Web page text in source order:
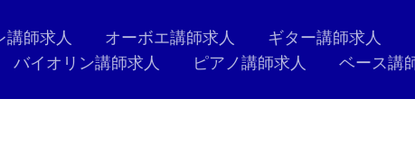
講師求人 オーボエ講師求人 ギター講師求人
バイオリン講師求人 ピアノ講師求人 ベース講